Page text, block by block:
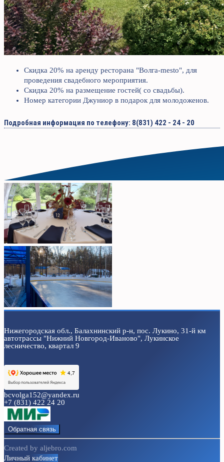
Скидка 20% на аренду ресторана "Волга-mesto", для
проведения свадебного мероприятия.
Скидка 20% на размещение гостей( со свадьбы).
Номер категории Джуниор в подарок для молодоженов.
Подробная информация по телефону: 8(831) 422 - 24 - 20
Нижегородская обл., Балахнинский р-н, пос. Лукино, 31-й км
автотрассы "Нижний Новгород-Иваново", Лукинское
лесничество, квартал 9
bcvolga152@yandex.ru
+7 (831) 422 24 20
Обратная связь
Created by aljebro.com
Личный кабинет